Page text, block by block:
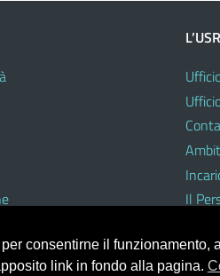
L’USR
Il
consentirne il
link in fondo alla pagina.